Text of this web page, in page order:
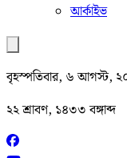
আর্কাইভ
বৃহস্পতিবার, ৬ আগস্ট,
২২ শ্রাবণ, ১৪৩৩ বঙ্গাব্দ